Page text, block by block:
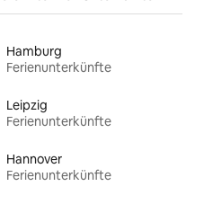
Hamburg
Ferienunterkünfte
Leipzig
Ferienunterkünfte
Hannover
Ferienunterkünfte